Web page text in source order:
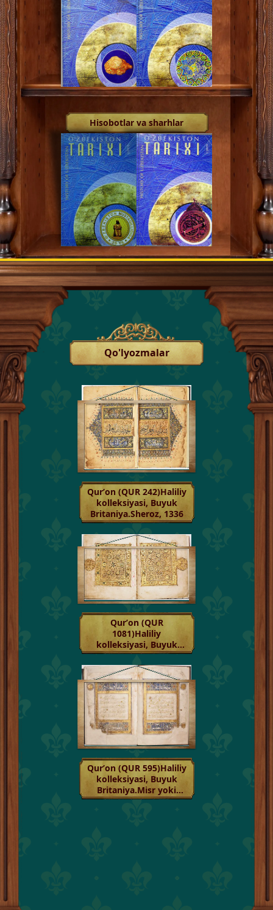
Hisobotlar va sharhlar
Qo'lyozmalar
Qurʼon (QUR 242)Haliliy
kolleksiyasi, Buyuk
Britaniya.Sheroz, 1336
Qurʼon (QUR
1081)Haliliy
kolleksiyasi, Buyuk
Britaniya.Mag‘rib, 1327
Qurʼon (QUR 595)Haliliy
kolleksiyasi, Buyuk
Britaniya.Misr yoki
Suriya